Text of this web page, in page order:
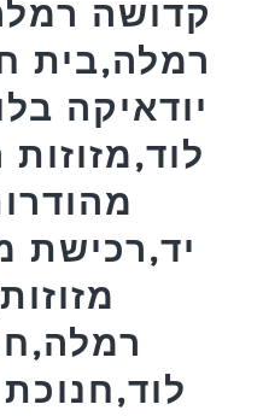
קדושה
רמלה,בית
יודאיקה
יד,רכישת